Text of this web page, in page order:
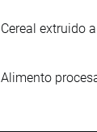
Cereal extruido
Alimento